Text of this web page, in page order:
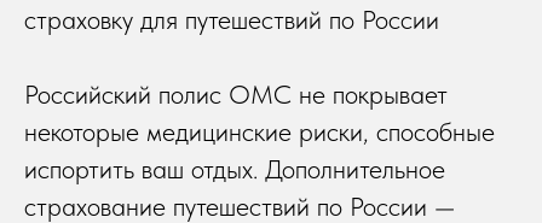
страховку для путешествий по России
Российский полис ОМС не покрывает
некоторые медицинские риски, способные
испортить ваш отдых. Дополнительное
страхование путешествий по России —